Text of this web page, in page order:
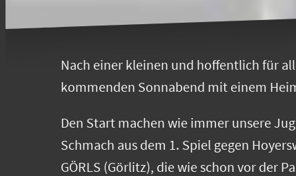
Nach einer kleinen und hoffentlich für
kommenden Sonnabend mit einem
Den Start machen wie immer unsere
Schmach aus dem 1. Spiel gegen
GÖRLS (Görlitz), die wie schon vor der